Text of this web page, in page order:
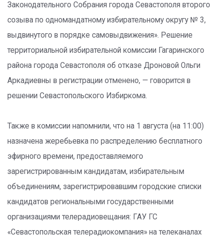
Законодательного Собрания города Севастополя второго
созыва по одномандатному избирательному округу № 3,
выдвинутого в порядке самовыдвижения». Решение
территориальной избирательной комиссии Гагаринского
района города Севастополя об отказе Дроновой Ольги
Аркадиевны в регистрации отменено, — говорится в
решении Севастопольского Избиркома.
Также в комиссии напомнили, что на 1 августа (на 11:00)
назначена жеребьевка по распределению бесплатного
эфирного времени, предоставляемого
зарегистрированным кандидатам, избирательным
объединениям, зарегистрировавшим городские списки
кандидатов региональными государственными
организациями телерадиовещания: ГАУ ГС
«Севастопольская телерадиокомпания» на телеканалах